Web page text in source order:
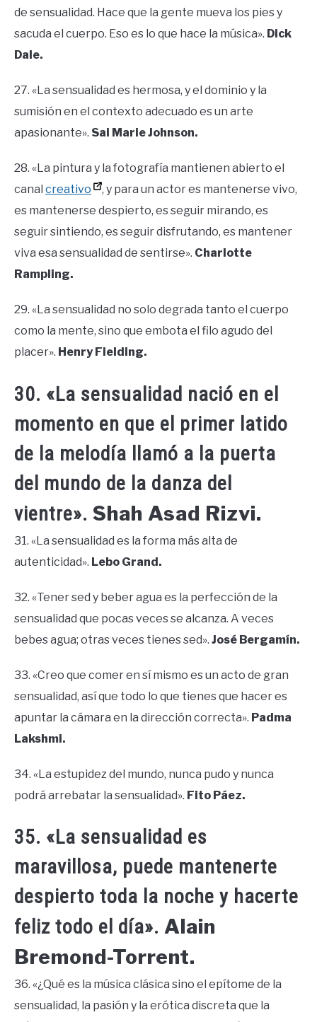
de sensualidad. Hace que la gente mueva los pies y
sacuda el cuerpo. Eso es lo que hace la música». Dick
Dale.
27. «La sensualidad es hermosa, y el dominio y la
sumisión en el contexto adecuado es un arte
apasionante». Sai Marie Johnson.
28. «La pintura y la fotografía mantienen abierto el
canal creativo
, y para un actor es mantenerse vivo,
es mantenerse despierto, es seguir mirando, es
seguir sintiendo, es seguir disfrutando, es mantener
viva esa sensualidad de sentirse». Charlotte
Rampling.
29. «La sensualidad no solo degrada tanto el cuerpo
como la mente, sino que embota el filo agudo del
placer». Henry Fielding.
30. «La sensualidad nació en el
momento en que el primer latido
de la melodía llamó a la puerta
del mundo de la danza del
vientre». Shah Asad Rizvi.
31. «La sensualidad es la forma más alta de
autenticidad». Lebo Grand.
32. «Tener sed y beber agua es la perfección de la
sensualidad que pocas veces se alcanza. A veces
bebes agua; otras veces tienes sed». José Bergamín.
33. «Creo que comer en sí mismo es un acto de gran
sensualidad, así que todo lo que tienes que hacer es
apuntar la cámara en la dirección correcta». Padma
Lakshmi.
34. «La estupidez del mundo, nunca pudo y nunca
podrá arrebatar la sensualidad». Fito Páez.
35. «La sensualidad es
maravillosa, puede mantenerte
despierto toda la noche y hacerte
feliz todo el día». Alain
Bremond-Torrent.
36. «¿Qué es la música clásica sino el epítome de la
sensualidad, la pasión y la erótica discreta que la